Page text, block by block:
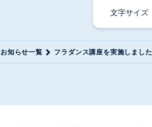
文字サイズ
お知らせ一覧 フラダンス講座を実施しました